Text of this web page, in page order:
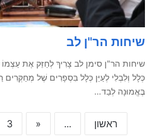
שיחות הר"ן לב
שיחות הר"ן סימן לב צָרִיךְ לְחַזֵּק אֶת עַצְמוֹ
כְּלָל וְלִבְלִי לְעַיֵּן כְּלָל בִּסְפָרִים שֶׁל
בֶּאֱמוּנָה לְבַד…
ראשון ...
«
3